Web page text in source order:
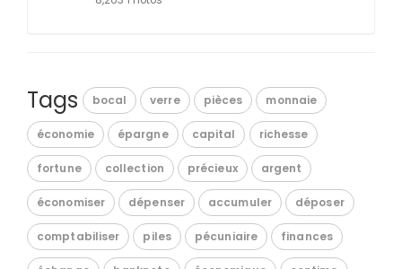
Tags bocal verre pièces monnaie
économie épargne capital richesse
fortune collection précieux argent
économiser dépenser accumuler déposer
comptabiliser piles pécuniaire finances